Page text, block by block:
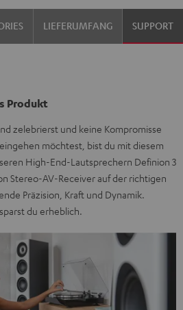
LIEFERUMFANG SUPPORT
Produkt
zelebrierst und keine Kompromisse
möchtest, bist du mit diesem
High-End-Lautsprechern Definion 3
Stereo-AV-Receiver auf der richtigen
Präzision, Kraft und Dynamik.
du erheblich.